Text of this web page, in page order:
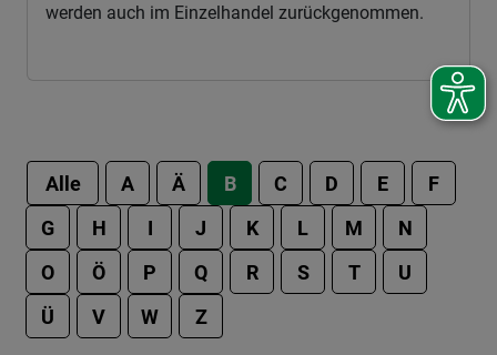
werden auch im Einzelhandel zurückgenommen.
Alle A Ä B C D E
F
G
H I J K L M
N
O
Ö P Q R S T
U
Ü
V W Z